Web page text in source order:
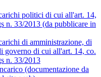
politici di cui all'art. 14,
n. 33/2013 (da pubblicare in
di amministrazione, di
governo di cui all'art. 14, co.
n. 33/2013
(documentazione da